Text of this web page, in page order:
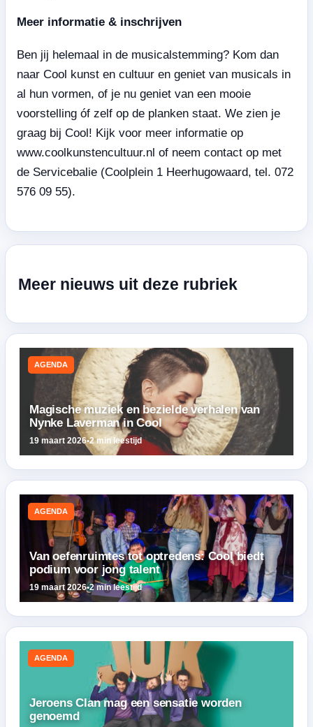
Meer informatie & inschrijven
Ben jij helemaal in de musicalstemming? Kom dan
naar Cool kunst en cultuur en geniet van musicals in
al hun vormen, of je nu geniet van een mooie
voorstelling óf zelf op de planken staat. We zien je
graag bij Cool! Kijk voor meer informatie op
www.coolkunstencultuur.nl of neem contact op met
de Servicebalie (Coolplein 1 Heerhugowaard, tel. 072
576 09 55).
Meer nieuws uit deze rubriek
AGENDA
Magische muziek en bezielde verhalen van
Nynke Laverman in Cool
19 maart 2026•2 min leestijd
AGENDA
Van oefenruimtes tot optredens: Cool biedt
podium voor jong talent
19 maart 2026•2 min leestijd
AGENDA
Jeroens Clan mag een sensatie worden
genoemd